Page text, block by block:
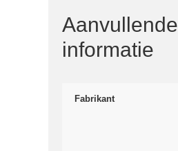
Aanvullende
informatie
Fabrikant